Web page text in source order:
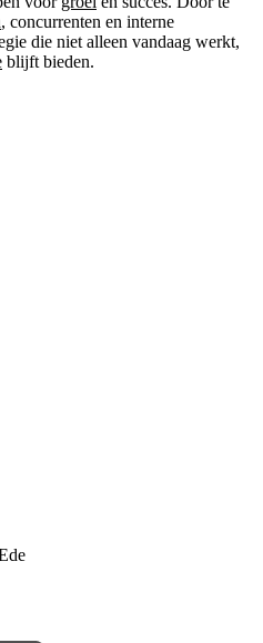
, concurrenten en interne
die niet alleen vandaag werkt,
blijft bieden.